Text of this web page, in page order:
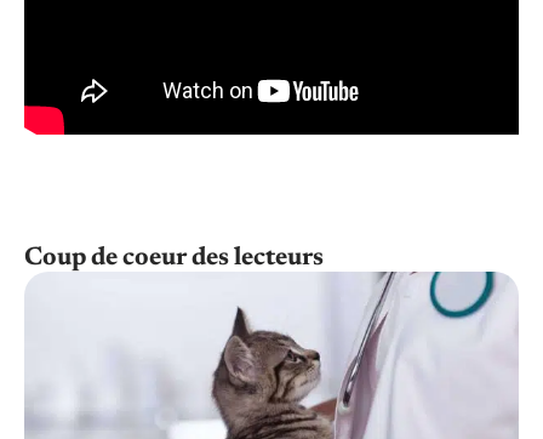
Coup de coeur des lecteurs